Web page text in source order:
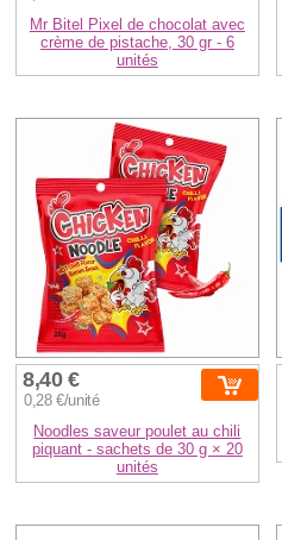
Mr Bitel Pixel de chocolat avec
crème de pistache, 30 gr - 6
unités
8,40 €
0,28 €/unité
Noodles saveur poulet au chili
piquant - sachets de 30 g × 20
unités